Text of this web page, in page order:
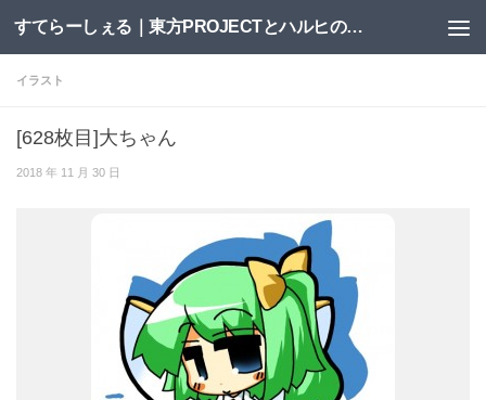
コンテンツへスキップ すてらーしぇる｜東方PROJECTとハルヒの二次創作サイト
イラスト
[628枚目]大ちゃん
2018 年 11 月 30 日